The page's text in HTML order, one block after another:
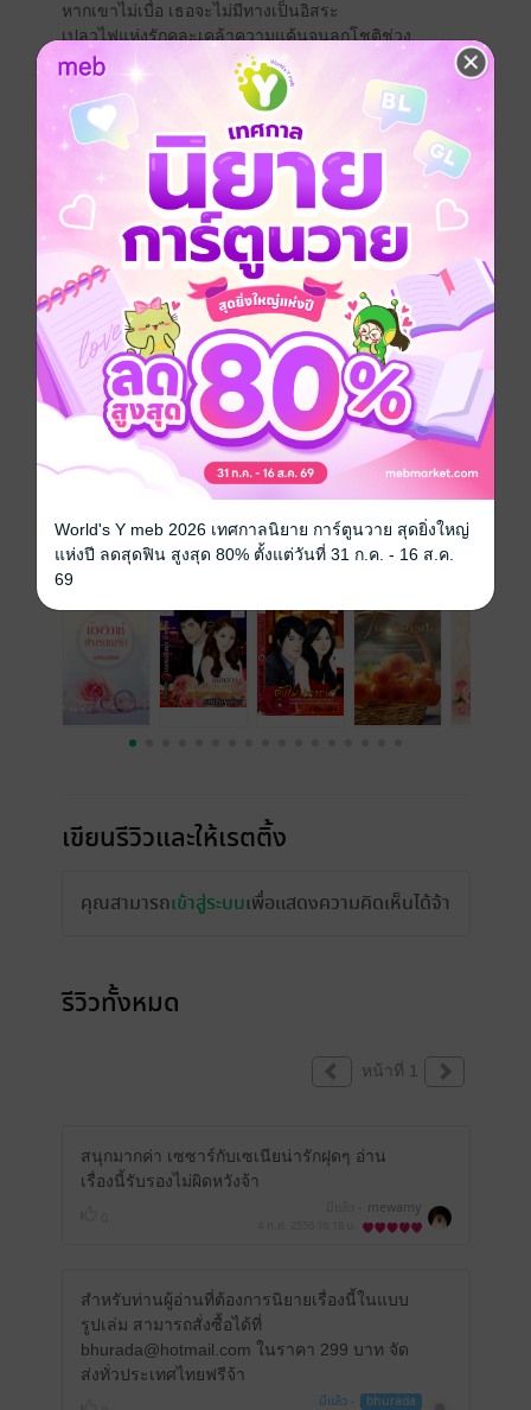
หากเขาไม่เบื่อ เธอจะไม่มีทางเป็นอิสระ
เปลวไฟแห่งรักคละเคล้าความแค้นจนลุกโชติช่วง
สุดท้ายหัวใจแค้นของนายทาสหนุ่มจะกลายเป็นหัวใจรักได้
ไหม?
%%%%%%%%%%%%%%%%%%
สำหรับท่านผู้อ่านที่ต้องการนิยายเรื่องนี้ในแบบรูปเล่ม
สามารถสั่งซื้อได้ที่ bhurada@hotmail.com ในราคา 299
บาท
จัดส่งทั่วประเทศไทยฟรีจ้า
%%%%%%%%%%%%%%%%%%
ประเภทไฟล์
วันที่วางขาย 07 พฤษภาคม 2556
299 บาท (ประหยัด 33%)
เรื่องที่คุณน่าจะสนใจ
เขียนรีวิวและให้เรตติ้ง
คุณสามารถเข้าสู่ระบบเพื่อแสดงความคิดเห็นได้จ้า
รีวิวทั้งหมด
หน้าที่ 1
สนุกมากค่า เซซาร์กับเซเนียน่ารักฝุดๆ อ่าน
เรื่องนี้รับรองไม่ผิดหวังจ้า
mewamy
สำหรับท่านผู้อ่านที่ต้องการนิยายเรื่องนี้ในแบบ
รูปเล่ม สามารถสั่งซื้อได้ที่
bhurada@hotmail.com ในราคา 299 บาท จัด
ส่งทั่วประเทศไทยฟรีจ้า
มีแล้ว - bhurada
World's Y meb 2026 เทศกาลนิยาย การ์ตูนวาย สุดยิ่งใหญ่
แห่งปี ลดสุดฟิน สูงสุด 80% ตั้งแต่วันที่ 31 ก.ค. - 16 ส.ค.
69